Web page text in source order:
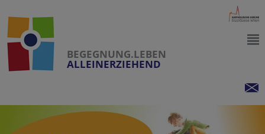
BEGEGNUNG.LEBEN
ALLEINERZIEHEND